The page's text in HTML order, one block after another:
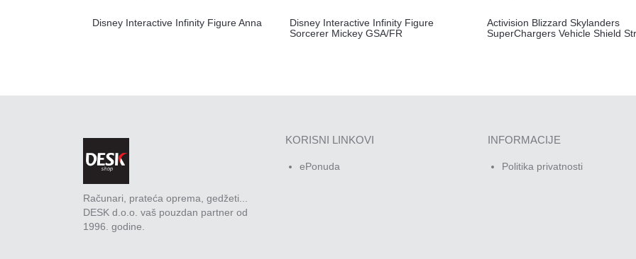
Disney Interactive Infinity Figure Anna
Disney Interactive Infinity Figure
Sorcerer Mickey GSA/FR
Activision Blizzard Skylanders
SuperChargers Vehicle Shield
Računari, prateća oprema, gedžeti...
DESK d.o.o. vaš pouzdan partner od
1996. godine.
KORISNI LINKOVI
ePonuda
INFORMACIJE
Politika privatnosti